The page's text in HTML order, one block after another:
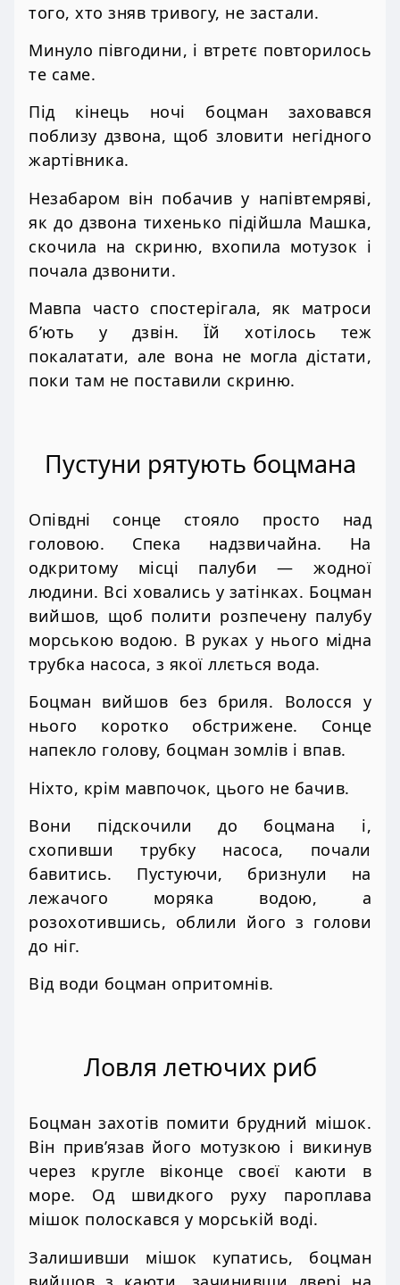
того, хто зняв тривогу, не застали.
Минуло півгодини, і втретє повторилось
те саме.
Під кінець ночі боцман заховався
поблизу дзвона, щоб зловити негідного
жартівника.
Незабаром він побачив у напівтемряві,
як до дзвона тихенько підійшла Машка,
скочила на скриню, вхопила мотузок і
почала дзвонити.
Мавпа часто спостерігала, як матроси
б’ють у дзвін. Їй хотілось теж
покалатати, але вона не могла дістати,
поки там не поставили скриню.
Пустуни рятують боцмана
Опівдні сонце стояло просто над
головою. Спека надзвичайна. На
одкритому місці палуби — жодної
людини. Всі ховались у затінках. Боцман
вийшов, щоб полити розпечену палубу
морською водою. В руках у нього мідна
трубка насоса, з якої ллється вода.
Боцман вийшов без бриля. Волосся у
нього коротко обстрижене. Сонце
напекло голову, боцман зомлів і впав.
Ніхто, крім мавпочок, цього не бачив.
Вони підскочили до боцмана і,
схопивши трубку насоса, почали
бавитись. Пустуючи, бризнули на
лежачого моряка водою, а
розохотившись, облили його з голови
до ніг.
Від води боцман опритомнів.
Ловля летючих риб
Боцман захотів помити брудний мішок.
Він прив’язав його мотузкою і викинув
через кругле віконце своєї каюти в
море. Од швидкого руху пароплава
мішок полоскався у морській воді.
Залишивши мішок купатись, боцман